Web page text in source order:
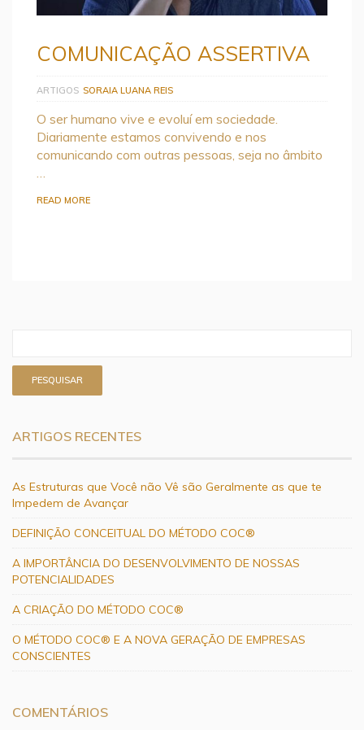
COMUNICAÇÃO ASSERTIVA
ARTIGOS SORAIA LUANA REIS
O ser humano vive e evoluí em sociedade.
Diariamente estamos convivendo e nos
comunicando com outras pessoas, seja no âmbito
READ MORE
ARTIGOS RECENTES
As Estruturas que Você não Vê são Geralmente as que te
Impedem de Avançar
DEFINIÇÃO CONCEITUAL DO MÉTODO COC®
A IMPORTÂNCIA DO DESENVOLVIMENTO DE NOSSAS
POTENCIALIDADES
A CRIAÇÃO DO MÉTODO COC®
O MÉTODO COC® E A NOVA GERAÇÃO DE EMPRESAS
CONSCIENTES
COMENTÁRIOS